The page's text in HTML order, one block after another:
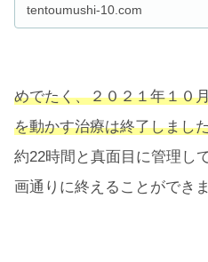
tentoumushi-10.com
めでたく、２０２１年１０
を動かす治療は終了しまし
約22時間と真面目に管理し
画通りに終えることができま